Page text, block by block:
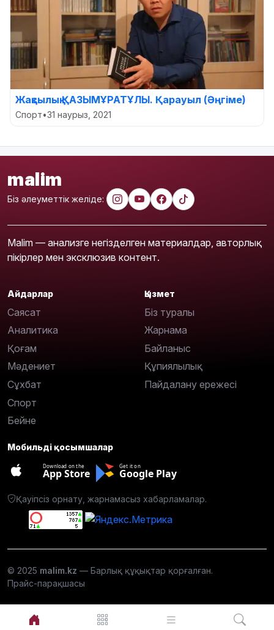
Жақсылық ҚАЗЫМҰРАТҰЛЫ. Қарауыл (Әңгіме)
Спорт•31 наурыз, 2021
malim
Біз әлеуметтік желіде:
Malim — анализге негізделген материалдар, авторлық
пікірлер мен эксклюзив контент.
Айдарлар
Саясат
Аналитика
Қоғам
Мәдениет
Сұхбат
Спорт
Бейне
Қызмет
Біз туралы
Жарнама
Байланыс
Құпиялылық
Пайдалану ережесі
Мобильді қосымшалар
Download on the
App Store
Get it on
Google Play
Қауіпсіз орнату, жарнамасыз хабарламалар.
© 2025 malim.kz — Барлық құқықтар қорғалған.
Прайс-парақшасы